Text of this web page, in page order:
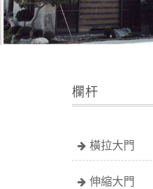
欄杆
橫拉大門
伸縮大門